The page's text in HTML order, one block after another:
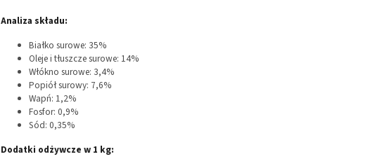
Analiza składu:
Białko surowe: 35%
Oleje i tłuszcze surowe: 14%
Włókno surowe: 3,4%
Popiół surowy: 7,6%
Wapń: 1,2%
Fosfor: 0,9%
Sód: 0,35%
Dodatki odżywcze w 1 kg: